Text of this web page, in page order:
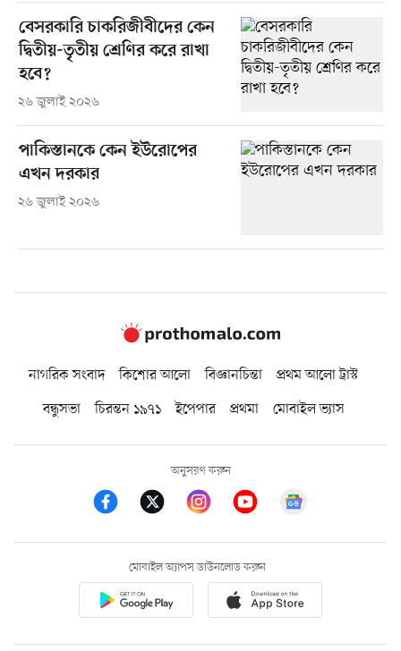
বেসরকারি চাকরিজীবীদের কেন
দ্বিতীয়-তৃতীয় শ্রেণির করে রাখা
হবে?
২৬ জুলাই ২০২৬
পাকিস্তানকে কেন ইউরোপের
এখন দরকার
২৬ জুলাই ২০২৬
নাগরিক সংবাদ কিশোর আলো বিজ্ঞানচিন্তা
প্রথম আলো ট্রাস্ট
বন্ধুসভা
চিরন্তন ১৯৭১ ইপেপার প্রথমা মোবাইল ভ্যাস
অনুসরণ করুন
মোবাইল অ্যাপস ডাউনলোড করুন